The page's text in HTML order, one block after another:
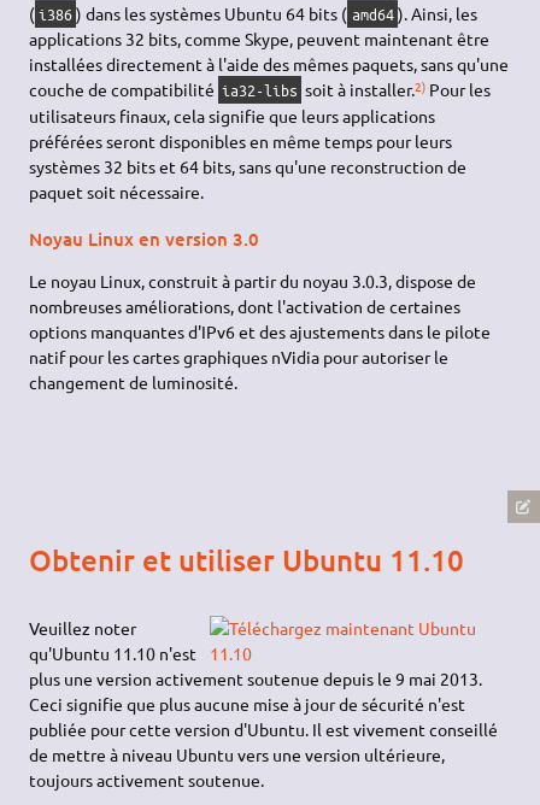
( i386 ) dans les systèmes Ubuntu 64 bits ( amd64 ). Ainsi, les
applications 32 bits, comme Skype, peuvent maintenant être
installées directement à l'aide des mêmes paquets, sans qu'une
couche de compatibilité ia32-libs soit à installer.2) Pour les
utilisateurs finaux, cela signifie que leurs applications
préférées seront disponibles en même temps pour leurs
systèmes 32 bits et 64 bits, sans qu'une reconstruction de
paquet soit nécessaire.
Noyau Linux en version 3.0
Le noyau Linux, construit à partir du noyau 3.0.3, dispose de
nombreuses améliorations, dont l'activation de certaines
options manquantes d'IPv6 et des ajustements dans le pilote
natif pour les cartes graphiques nVidia pour autoriser le
changement de luminosité.
Obtenir et utiliser Ubuntu 11.10
Veuillez noter
qu'Ubuntu 11.10 n'est
plus une version activement soutenue depuis le 9 mai 2013.
Ceci signifie que plus aucune mise à jour de sécurité n'est
publiée pour cette version d'Ubuntu. Il est vivement conseillé
de mettre à niveau Ubuntu vers une version ultérieure,
toujours activement soutenue.